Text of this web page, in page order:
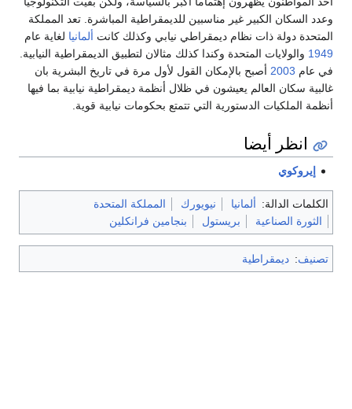
وعدد السكان الكبير غير مناسبين للديمقراطية المباشرة. تعد المملكة
المتحدة دولة ذات نظام ديمقراطي نيابي وكذلك كانت ألمانيا لغاية عام
1949 والولايات المتحدة وكندا كذلك مثالان لتطبيق الديمقراطية النيابية.
في عام 2003 أصبح بالإمكان القول لأول مرة في تاريخ البشرية بان
غالبية سكان العالم يعيشون في ظلال أنظمة ديمقراطية نيابية بما فيها
أنظمة الملكيات الدستورية التي تتمتع بحكومات نيابية قوية.
انظر أيضا
إيروكوي
الكلمات الدالة: ألمانيا نيويورك
المملكة المتحدة
الثورة الصناعية
بريستول بنجامين فرانكلين
تصنيف: ديمقراطية